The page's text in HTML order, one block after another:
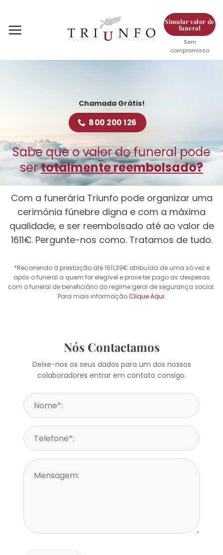
content
Simular valor de
funeral
Sem
compromisso
Chamada Grátis!
800 200 126
Sabe que o valor do funeral pode
sertotalmente reembolsado?
Com a funerária Triunfo pode organizar uma
cerimónia fúnebre digna e com a máxima
qualidade, e ser reembolsado até ao valor de
1611€. Pergunte-nos como. Tratamos de tudo.
*Recorrendo à prestação até 1611,39€ atribuída de uma só vez e
após o funeral a quem for elegível e prove ter pago as despesas
com o funeral de beneficiário do regime geral de segurança social.
Para mais informaçãoClique Aqui.
Nós Contactamos
Deixe-nos os seus dados para um dos nossos
colaboradores entrar em contato consigo.